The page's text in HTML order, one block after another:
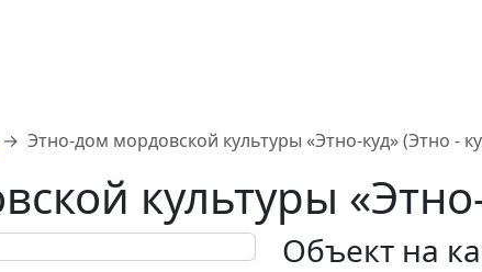
Этно-дом мордовской культуры «Этно-куд» (Этно -
культуры
Объект на